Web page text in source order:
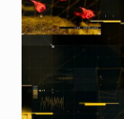
a
r
o